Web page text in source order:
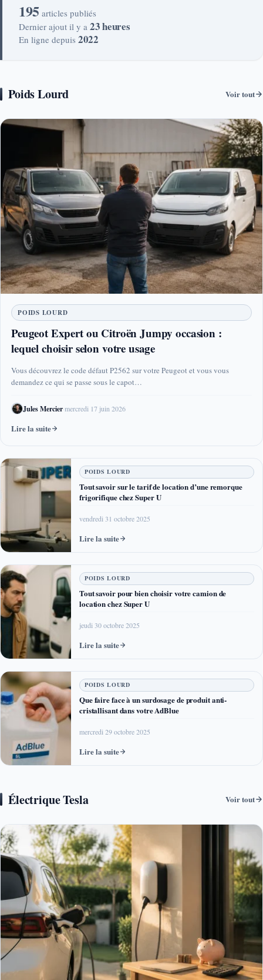
195 articles publiés
Dernier ajout il y a 23 heures
En ligne depuis 2022
Poids Lourd Voir tout
POIDS LOURD
Peugeot Expert ou Citroën Jumpy occasion :
lequel choisir selon votre usage
Vous découvrez le code défaut P2562 sur votre Peugeot et vous vous
demandez ce qui se passe sous le capot…
Jules Mercier·mercredi 17 juin 2026
Lire la suite
POIDS LOURD
Tout savoir sur le tarif de location d’une remorque
frigorifique chez Super U
vendredi 31 octobre 2025
Lire la suite
POIDS LOURD
Tout savoir pour bien choisir votre camion de
location chez Super U
jeudi 30 octobre 2025
Lire la suite
POIDS LOURD
Que faire face à un surdosage de produit anti-
cristallisant dans votre AdBlue
mercredi 29 octobre 2025
Lire la suite
Électrique Tesla Voir tout